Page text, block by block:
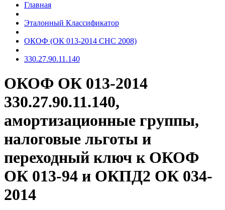
Главная
Эталонный Классификатор
ОКОФ (ОК 013-2014 СНС 2008)
330.27.90.11.140
ОКОФ ОК 013-2014
330.27.90.11.140,
амортизационные группы,
налоговые льготы и
переходный ключ к ОКОФ
ОК 013-94 и ОКПД2 ОК 034-
2014